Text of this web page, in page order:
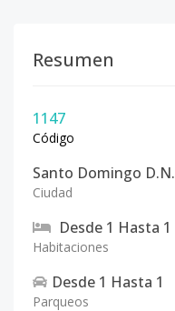
Resumen
1147
Código
Santo Domingo D.N.
Ciudad
Desde 1 Hasta 1
Habitaciones
Desde 1 Hasta 1
Parqueos